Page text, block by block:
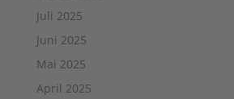
Juli 2025
Juni 2025
Mai 2025
April 2025